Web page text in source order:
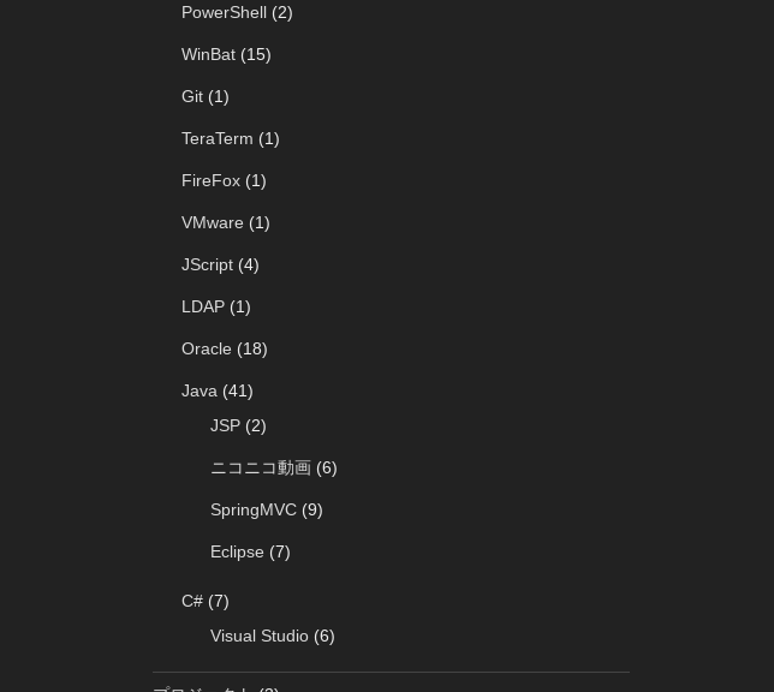
PowerShell(2)
WinBat(15)
Git(1)
TeraTerm (1)
FireFox(1)
VMware (1)
JScript(4)
LDAP(1)
Oracle (18)
Java (41)
JSP(2)
ニコニコ動画(6)
SpringMVC(9)
Eclipse (7)
C#(7)
Visual Studio(6)